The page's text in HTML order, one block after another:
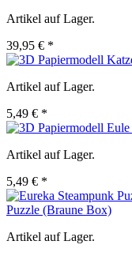
Artikel auf Lager.
39,95 € *
Artikel auf Lager.
5,49 € *
Artikel auf Lager.
5,49 € *
Puzzle (Braune Box)
Artikel auf Lager.